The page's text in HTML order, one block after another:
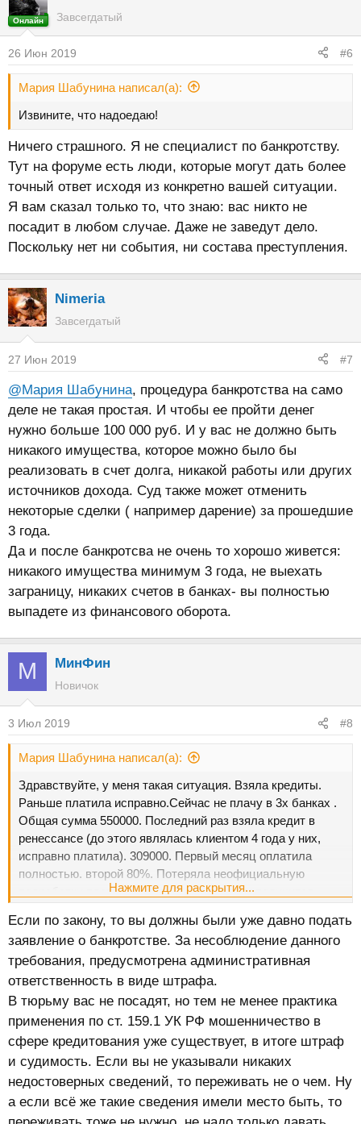
Онлайн Завсегдатый
26 Июн 2019 #6
Мария Шабунина написал(а):
Извините, что надоедаю!
Ничего страшного. Я не специалист по банкротству.
Тут на форуме есть люди, которые могут дать более
точный ответ исходя из конкретно вашей ситуации.
Я вам сказал только то, что знаю: вас никто не
посадит в любом случае. Даже не заведут дело.
Поскольку нет ни события, ни состава преступления.
Nimeria
Завсегдатый
27 Июн 2019 #7
@Мария Шабунина, процедура банкротства на само
деле не такая простая. И чтобы ее пройти денег
нужно больше 100 000 руб. И у вас не должно быть
никакого имущества, которое можно было бы
реализовать в счет долга, никакой работы или других
источников дохода. Суд также может отменить
некоторые сделки ( например дарение) за прошедшие
3 года.
Да и после банкротсва не очень то хорошо живется:
никакого имущества минимум 3 года, не выехать
заграницу, никаких счетов в банках- вы полностью
выпадете из финансового оборота.
М МинФин
Новичок
3 Июл 2019 #8
Мария Шабунина написал(а):
Здравствуйте, у меня такая ситуация. Взяла кредиты.
Раньше платила исправно.Сейчас не плачу в 3х банках .
Общая сумма 550000. Последний раз взяла кредит в
ренессансе (до этого являлась клиентом 4 года у них,
исправно платила). 309000. Первый месяц оплатила
полностью. второй 80%. Потеряла неофициальную
подработку платить нечем .В следующем получится
будет? Могут ли посадить? Спасибо заранее.Подскажите
как бытть?
Нажмите для раскрытия...
Если по закону, то вы должны были уже давно подать
заявление о банкротстве. За несоблюдение данного
требования, предусмотрена административная
ответственность в виде штрафа.
В тюрьму вас не посадят, но тем не менее практика
применения по ст. 159.1 УК РФ мошенничество в
сфере кредитования уже существует, в итоге штраф
и судимость. Если вы не указывали никаких
недостоверных сведений, то переживать не о чем. Ну
а если всё же такие сведения имели место быть, то